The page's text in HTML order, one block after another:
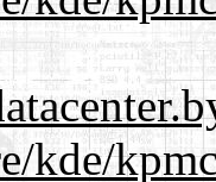
kde/